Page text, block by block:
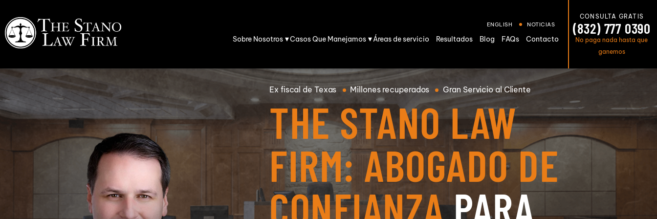
ENGLISH NOTICIAS
Sobre Nosotros
Stano
Nuestro
Equipo
Comunidad
Casos Que Manejamos
Personales
Accidentes
Automovilísticos
Accidentes
de Coche
Fatal
Colisiones
Colisiones
traseras
Accidentes
por DUI
Reclamaciones
Por Lesiones
Lesión De
Parálisis
Lesión Por
Concusión
Amputación
Accidentes de
Camiones
Accidentes de
Autobús
Áreas de servicio Resultados Blog FAQs Contacto
CONSULTA GRATIS
(832) 777 0390
No paga nada hasta que
ganemos
Ex fiscal de Texas Millonesrecuperados Gran Servicio al Cliente
THE STANO LAW
FIRM: ABOGADO DE
CONFIANZAPARA